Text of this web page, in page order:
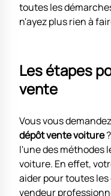
toutes les
n'ayez plus rien à
Les étapes
vente
Vous vous
dépôt vente voiture
l'une des méthodes
voiture. En effet,
aider pour toutes
vendeur